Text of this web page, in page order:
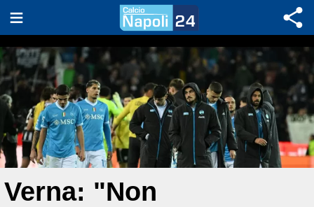
Verna: "Non